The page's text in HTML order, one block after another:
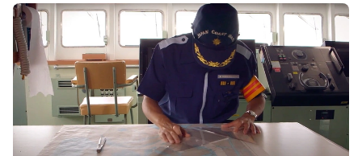
客户评价
工作流程解决方案
可持续发展